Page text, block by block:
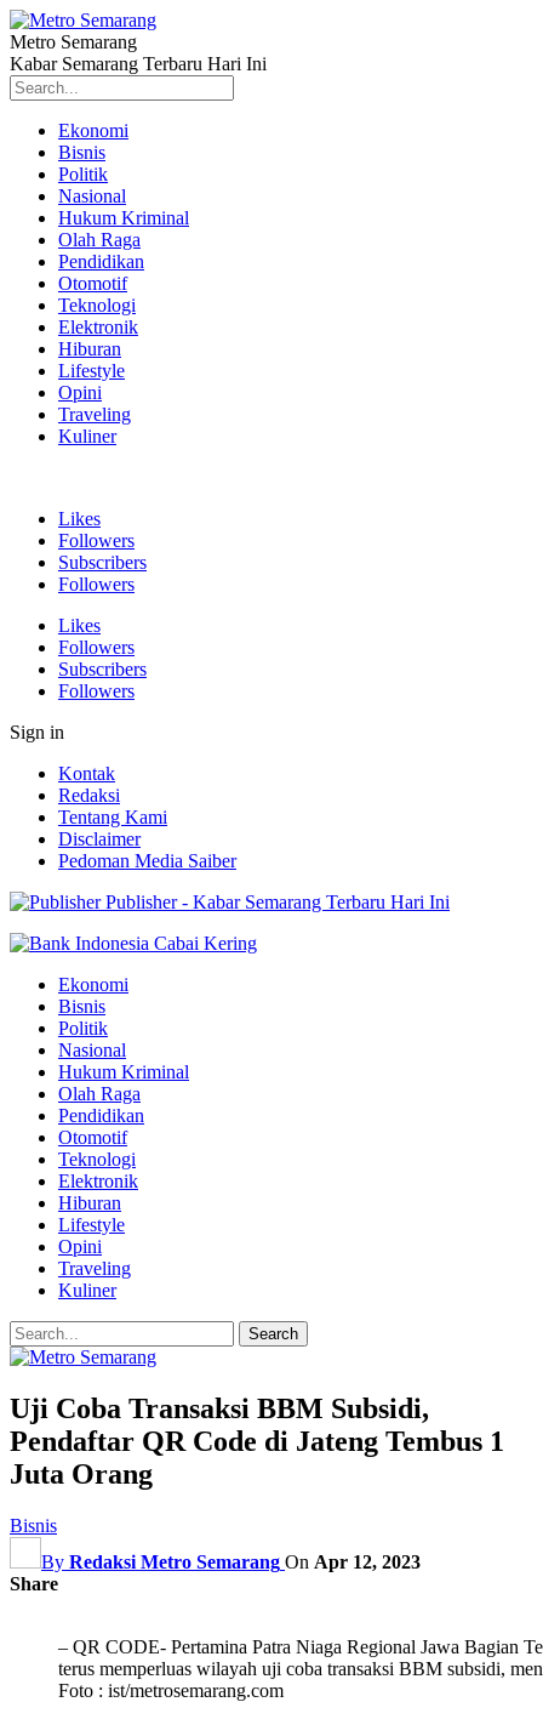
Metro Semarang
Kabar Semarang Terbaru Hari Ini
Ekonomi
Bisnis
Politik
Nasional
Hukum Kriminal
Olah Raga
Pendidikan
Otomotif
Teknologi
Elektronik
Hiburan
Lifestyle
Opini
Traveling
Kuliner
Likes
Followers
Subscribers
Followers
Likes
Followers
Subscribers
Followers
Sign in
Kontak
Redaksi
Tentang Kami
Disclaimer
Pedoman Media Saiber
Publisher - Kabar Semarang Terbaru Hari Ini
Ekonomi
Bisnis
Politik
Nasional
Hukum Kriminal
Olah Raga
Pendidikan
Otomotif
Teknologi
Elektronik
Hiburan
Lifestyle
Opini
Traveling
Kuliner
Uji Coba Transaksi BBM Subsidi,
Pendaftar QR Code di Jateng Tembus 1
Juta Orang
Bisnis
By Redaksi Metro Semarang On Apr 12, 2023
Share
– QR CODE- Pertamina Patra Niaga Regional Jawa Bagian
terus memperluas wilayah uji coba transaksi BBM subsidi,
Foto : ist/metrosemarang.com